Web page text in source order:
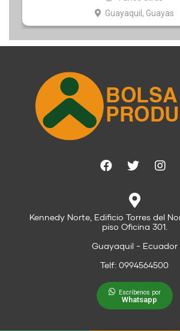
Guayaquil, Guayas
Kennedy Norte, Edificio Torres del
piso Oficina 301.
Guayaquil - Ecuador
Telf: 0994564500
Escríbenos por
Whatsapp